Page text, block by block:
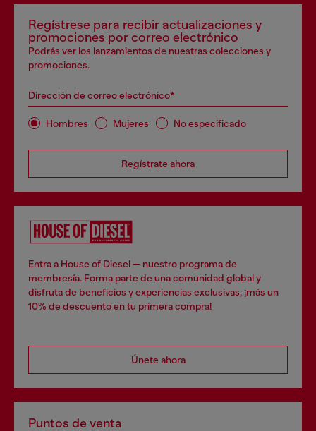
Regístrese para recibir actualizaciones y
promociones por correo electrónico
Podrás ver los lanzamientos de nuestras colecciones y
promociones.
Dirección de correo electrónico*
Hombres Mujeres No especificado
Regístrate ahora
Entra a House of Diesel — nuestro programa de
membresía. Forma parte de una comunidad global y
disfruta de beneficios y experiencias exclusivas, ¡más un
10% de descuento en tu primera compra!
Únete ahora
Puntos de venta